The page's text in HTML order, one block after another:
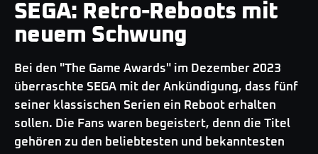
SEGA: Retro-Reboots mit
neuem Schwung
Bei den "The Game Awards" im Dezember 2023
überraschte SEGA mit der Ankündigung, dass fünf
seiner klassischen Serien ein Reboot erhalten
sollen. Die Fans waren begeistert, denn die Titel
gehören zu den beliebtesten und bekanntesten